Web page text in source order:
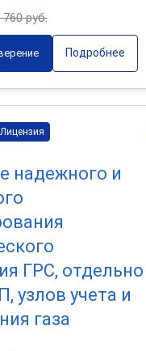
760 руб.
Подробнее
Лицензия
надежного и
ГРС, отдельно
узлов учета и
газа